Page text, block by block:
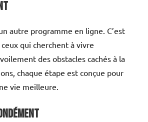
autre programme en ligne. C’est
qui cherchent à vivre
des obstacles cachés à la
chaque étape est conçue pour
vie meilleure.